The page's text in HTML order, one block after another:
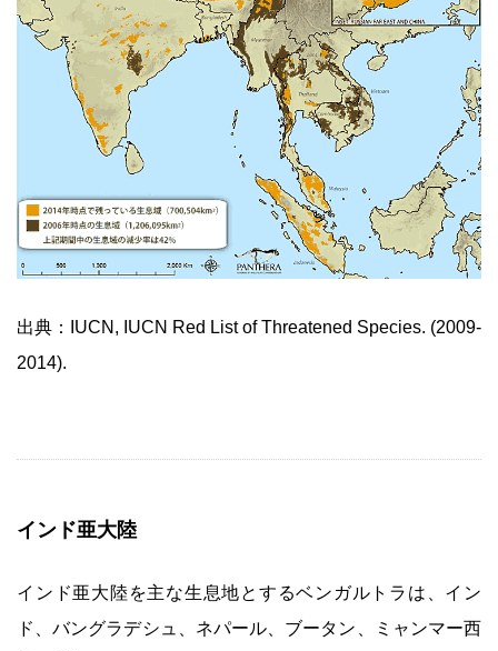
出典：IUCN, IUCN Red List of Threatened Species. (2009-
2014).
インド亜大陸
インド亜大陸を主な生息地とするベンガルトラは、イン
ド、バングラデシュ、ネパール、ブータン、ミャンマー西